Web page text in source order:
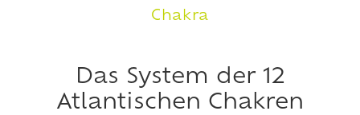
Chakra
Das System der 12
Atlantischen Chakren